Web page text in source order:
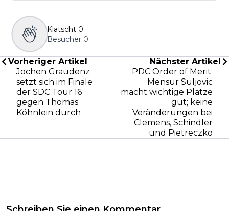
Klatscht 0
Besucher 0
Vorheriger Artikel
Jochen Graudenz
setzt sich im Finale
der SDC Tour 16
gegen Thomas
Köhnlein durch
Nächster Artikel
PDC Order of Merit:
Mensur Suljovic
macht wichtige Plätze
gut; keine
Veränderungen bei
Clemens, Schindler
und Pietreczko